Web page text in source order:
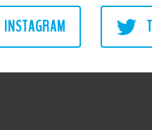
INSTAGRAM